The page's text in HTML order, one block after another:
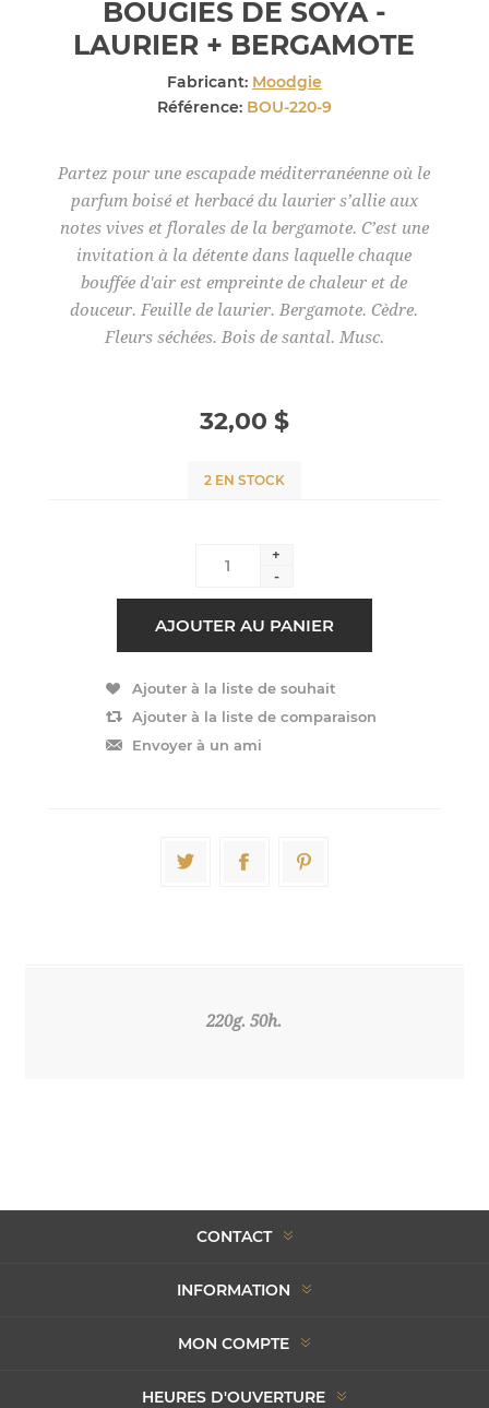
BOUGIES DE SOYA -
LAURIER + BERGAMOTE
Fabricant: Moodgie
Référence: BOU-220-9
Partez pour une escapade méditerranéenne où le
parfum boisé et herbacé du laurier s’allie aux
notes vives et florales de la bergamote. C’est une
invitation à la détente dans laquelle chaque
bouffée d'air est empreinte de chaleur et de
douceur. Feuille de laurier. Bergamote. Cèdre.
Fleurs séchées. Bois de santal. Musc.
32,00 $
2 EN STOCK
+
-
220g. 50h.
CONTACT
INFORMATION
MON COMPTE
HEURES D'OUVERTURE